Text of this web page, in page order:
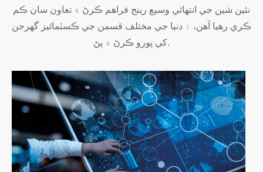
نئين شين جي انتهائي وسيع رينج فراهم ڪرڻ ۾ تعاون سان ڪم
ڪري رهيا آهن، ۽ دنيا جي مختلف قسمن جي ڪسٽمائيز گهرجن
کي پورو ڪرڻ ۾ پڻ.